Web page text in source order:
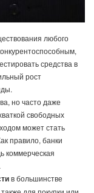
любого
средства в
рост
но часто даже
свободных
может стать
правило, банки
коммерческая
в большинстве